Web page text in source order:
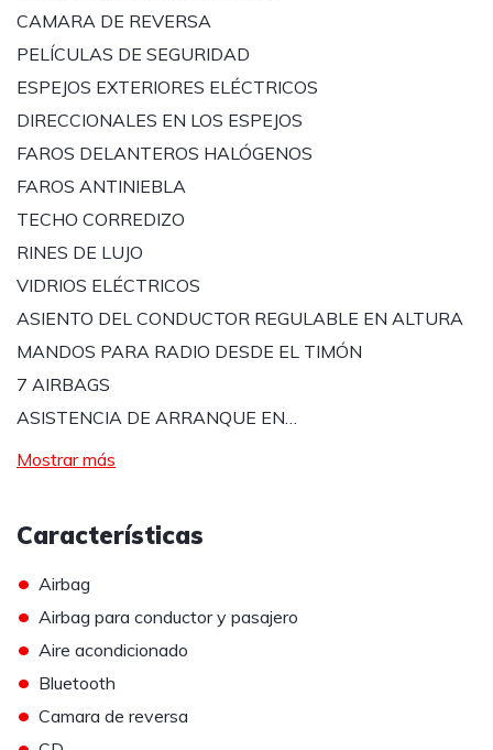
CAMARA DE REVERSA
PELÍCULAS DE SEGURIDAD
ESPEJOS EXTERIORES ELÉCTRICOS
DIRECCIONALES EN LOS ESPEJOS
FAROS DELANTEROS HALÓGENOS
FAROS ANTINIEBLA
TECHO CORREDIZO
RINES DE LUJO
VIDRIOS ELÉCTRICOS
ASIENTO DEL CONDUCTOR REGULABLE EN ALTURA
MANDOS PARA RADIO DESDE EL TIMÓN
7 AIRBAGS
ASISTENCIA DE ARRANQUE EN…
Mostrar más
Características
• Airbag
• Airbag para conductor y pasajero
• Aire acondicionado
• Bluetooth
• Camara de reversa